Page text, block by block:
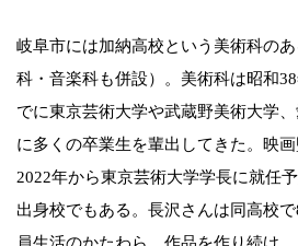
岐阜市には加納高校という美術科の
科・音楽科も併設）。美術科は昭和
でに東京芸術大学や武蔵野美術大学
に多くの卒業生を輩出してきた。映
2022年から東京芸術大学学長に就任
出身校でもある。長沢さんは同高校
員生活のかたわら、作品を作り続け